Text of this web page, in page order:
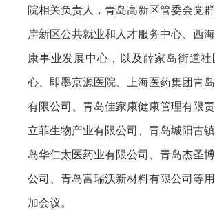
院相关负责人，青岛高新区管委会党
岸新区公共就业和人才服务中心、西
康事业发展中心，以及薛家岛街道社
心、即墨京源医院、上海医药集团青
有限公司、青岛佳家康健康管理有限
立菲生物产业有限公司、青岛城阳古
岛华仁太医药业有限公司、青岛杰圣
公司、青岛富瑞沃新材料有限公司等
加会议。